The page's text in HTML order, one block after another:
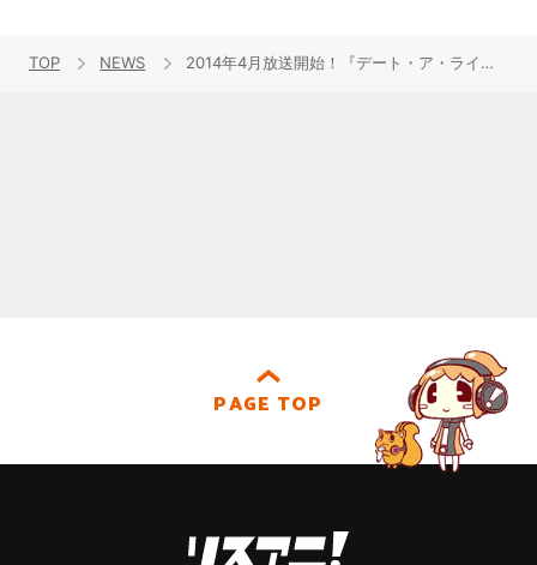
TOP NEWS 2014年4月放送開始！『デート・ア・ライブII』新精霊・誘宵美九役に、茅原実里が決定！
PAGE TOP